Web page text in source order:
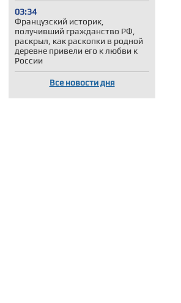
03:34
Французский историк,
получивший гражданство РФ,
раскрыл, как раскопки в родной
деревне привели его к любви к
России
Все новости дня